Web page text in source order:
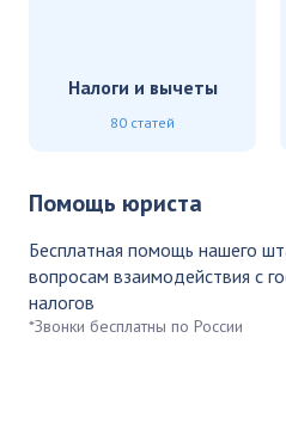
Налоги и вычеты
80 статей
Помощь юриста
Бесплатная помощь нашего
вопросам взаимодействия с
налогов
*Звонки бесплатны по России